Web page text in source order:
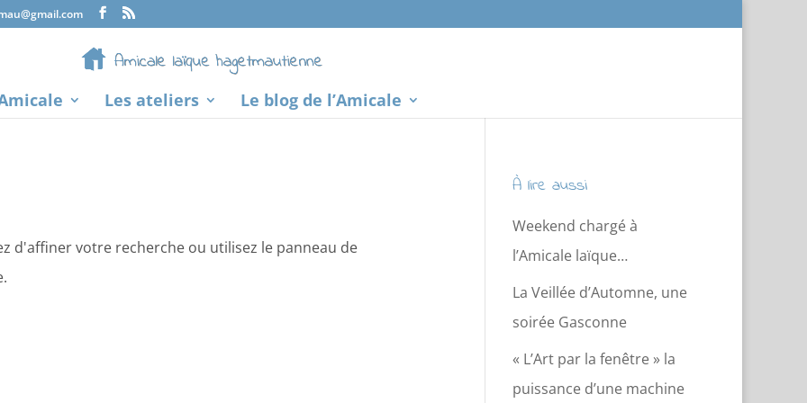
Les ateliers Le blog de l’Amicale
d'affiner votre recherche ou utilisez le panneau de
À lire aussi
Weekend chargé à
l’Amicale laïque…
La Veillée d’Automne, une
soirée Gasconne
« L’Art par la fenêtre » la
puissance d’une machine